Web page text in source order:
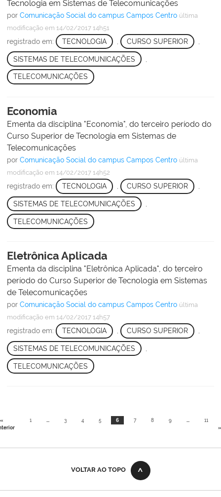
Tecnologia em Sistemas de Telecomunicações
por Comunicação Social do campus Campos Centro última
modificação em 14/02/2017 14h51
registrado em: TECNOLOGIA CURSO SUPERIOR
SISTEMAS DE TELECOMUNICAÇÕES
TELECOMUNICAÇÕES
Economia
Ementa da disciplina "Economia", do terceiro período do
Curso Superior de Tecnologia em Sistemas de
Telecomunicações
por Comunicação Social do campus Campos Centro última
modificação em 14/02/2017 14h52
registrado em: TECNOLOGIA CURSO SUPERIOR
SISTEMAS DE TELECOMUNICAÇÕES
TELECOMUNICAÇÕES
Eletrônica Aplicada
Ementa da disciplina "Eletrônica Aplicada", do terceiro
período do Curso Superior de Tecnologia em Sistemas
de Telecomunicações
por Comunicação Social do campus Campos Centro última
modificação em 14/02/2017 14h57
registrado em: TECNOLOGIA , CURSO SUPERIOR ,
SISTEMAS DE TELECOMUNICAÇÕES
TELECOMUNICAÇÕES
«
1 ... 3 4 5 6 7 8 9 ...
11
»
VOLTAR AO TOPO